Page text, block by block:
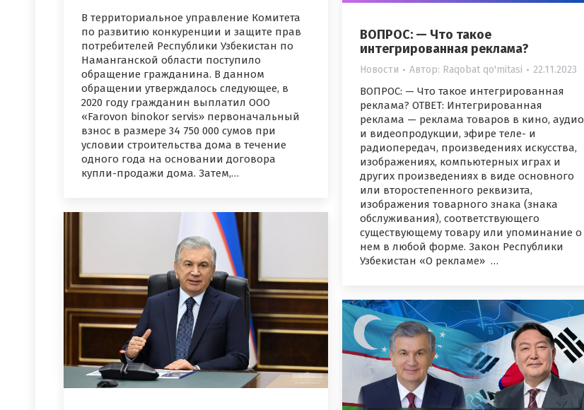
ВОПРОС: — Что такое
интегрированная реклама?
Новости Автор: Raqobat qo'mitasi 22.11.2023
ВОПРОС: — Что такое интегрированная
реклама? ОТВЕТ: Интегрированная
реклама — реклама товаров в кино, аудио
и видеопродукции, эфире теле- и
радиопередач, произведениях искусства,
изображениях, компьютерных играх и
других произведениях в виде основного
или второстепенного реквизита,
изображения товарного знака (знака
обслуживания), соответствующего
существующему товару или упоминание о
нем в любой форме. Закон Республики
Узбекистан «О рекламе» …
В территориальное управление Комитета
по развитию конкуренции и защите прав
потребителей Республики Узбекистан по
Наманганской области поступило
обращение гражданина. В данном
обращении утверждалось следующее, в
2020 году гражданин выплатил ООО
«Farovon binokor servis» первоначальный
взнос в размере 34 750 000 сумов при
условии строительства дома в течение
одного года на основании договора
купли-продажи дома. Затем,…